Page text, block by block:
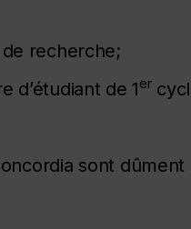
recherche;
d’étudiant de 1er
sont dûment